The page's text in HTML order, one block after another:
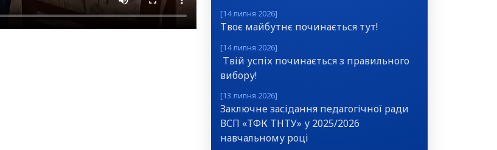
[14 липня 2026]
Твоє майбутнє починається тут!
[14 липня 2026]
Твій успіх починається з правильного
вибору!
[13 липня 2026]
Заключне засідання педагогічної ради
ВСП «ТФК ТНТУ» у 2025/2026
навчальному році